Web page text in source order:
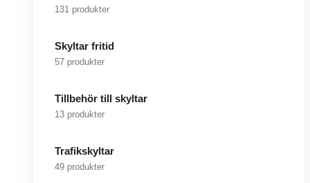
131 produkter
Skyltar fritid
57 produkter
Tillbehör till skyltar
13 produkter
Trafikskyltar
49 produkter